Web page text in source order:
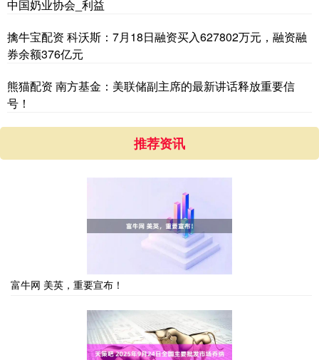
中国奶业协会_利益
擒牛宝配资 科沃斯：7月18日融资买入627802万元，融资融
券余额376亿元
熊猫配资 南方基金：美联储副主席的最新讲话释放重要信
号！
推荐资讯
富牛网 美英，重要宣布！